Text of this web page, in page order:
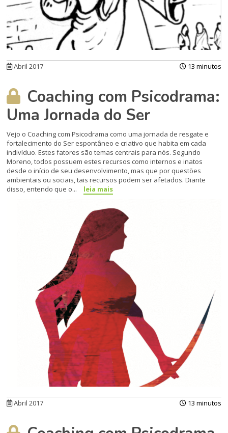
Abril 2017 13 minutos
Coaching com Psicodrama:
Uma Jornada do Ser
Vejo o Coaching com Psicodrama como uma jornada de resgate e
fortalecimento do Ser espontâneo e criativo que habita em cada
indivíduo. Estes fatores são temas centrais para nós. Segundo
Moreno, todos possuem estes recursos como internos e inatos
desde o início de seu desenvolvimento, mas que por questões
ambientais ou sociais, tais recursos podem ser afetados. Diante
disso, entendo que o...
leia mais
Abril 2017 13 minutos